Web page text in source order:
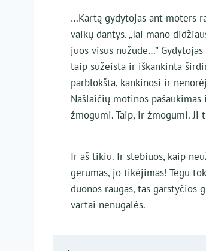
…Kartą gydytojas ant moters
vaikų dantys. „Tai mano
juos visus nužudė…”
taip sužeista ir iškankinta
parblokšta, kankinosi ir
Našlaičių motinos
žmogumi. Taip, ir žmogumi. Ji
Ir aš tikiu. Ir stebiuos, kaip
gerumas, jo tikėjimas! Tegu
duonos raugas, tas garstyčios
vartai nenugalės.